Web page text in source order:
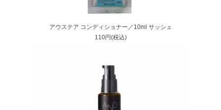
アウステア コンディショナー／10ml サッシェ
110円(税込)